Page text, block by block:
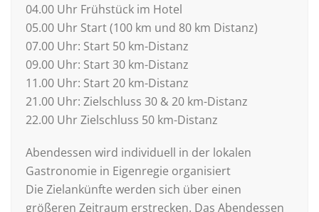
04.00 Uhr Frühstück im Hotel
05.00 Uhr Start (100 km und 80 km Distanz)
07.00 Uhr: Start 50 km-Distanz
09.00 Uhr: Start 30 km-Distanz
11.00 Uhr: Start 20 km-Distanz
21.00 Uhr: Zielschluss 30 & 20 km-Distanz
22.00 Uhr Zielschluss 50 km-Distanz
Abendessen wird individuell in der lokalen
Gastronomie in Eigenregie organisiert
Die Zielankünfte werden sich über einen
größeren Zeitraum erstrecken. Das Abendessen